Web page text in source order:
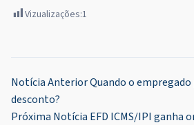
Vizualizações:1
Navegação
de
Notícia AnteriorQuando o
desconto?
Próxima Notícia EFD ICMS/IPI ganha